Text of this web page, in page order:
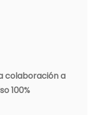
colaboración a
100%